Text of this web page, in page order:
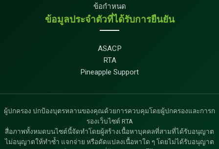
ข้อกำหนด
ข้อมูลประจำตัวที่ได้รับการยืนยัน
ASACP
RTA
Pineapple Support
ผู้ปกครอง ปกป้องบุตรหลานของคุณด้วยการควบคุมโดยผู้ปกครองและการก
รองเว็บไซต์ RTA
สื่อภาพทั้งหมดบนไซต์นี้จัดทำโดยผู้สร้างเนื้อหาบุคคลที่สามที่ได้รับอนุญาต
ไม่อนุญาตให้ทำซ้ำ แจกจ่าย หรือดัดแปลงเนื้อหาใด ๆ โดยไม่ได้รับอนุญาต